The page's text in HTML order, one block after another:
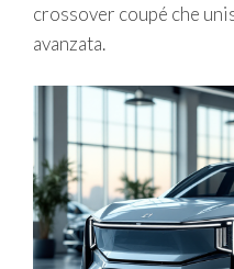
crossover coupé che
avanzata.